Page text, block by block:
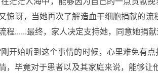
惊讶，当她再次了解造血干细胞捐献的
程......最终，家人决定支持她，同意她捐献
刚开始听到这个事情的时候，心里难免有
，毕竟对于患者以及其家庭来说，能够让